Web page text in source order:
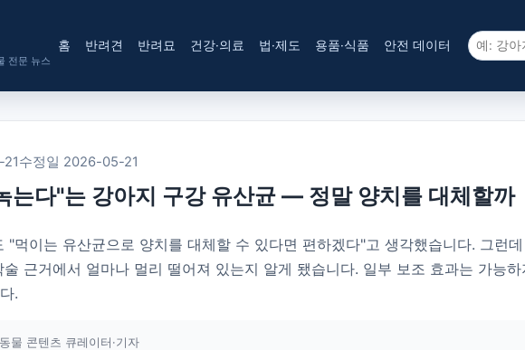
전문 뉴스
홈 반려견 반려묘 건강·의료 법·제도 용품·식품 안전 데이터
수정일 2026-05-21
는다"는 강아지 구강 유산균 — 정말 양치를 대체할까
"먹이는 유산균으로 양치를 대체할 수 있다면 편하겠다"고 생각했습니다. 그런
근거에서 얼마나 멀리 떨어져 있는지 알게 됐습니다. 일부 보조 효과는 가능
.
물 콘텐츠 큐레이터·기자